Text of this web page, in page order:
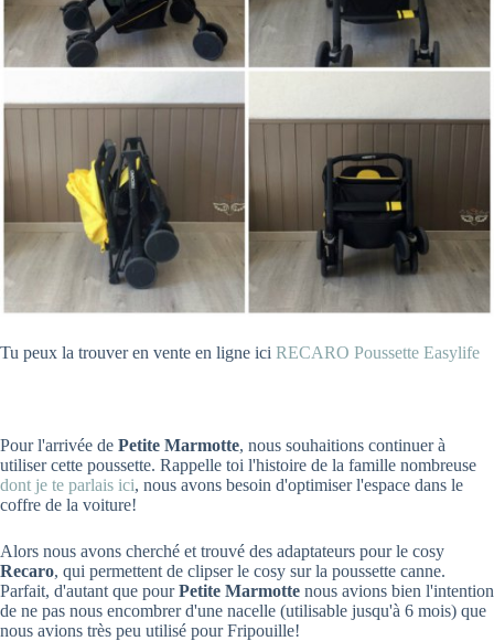
Tu peux la trouver en vente en ligne ici RECARO Poussette Easylife
Pour l'arrivée de Petite Marmotte, nous souhaitions continuer à
utiliser cette poussette. Rappelle toi l'histoire de la famille nombreuse
dont je te parlais ici, nous avons besoin d'optimiser l'espace dans le
coffre de la voiture!
Alors nous avons cherché et trouvé des adaptateurs pour le cosy
Recaro, qui permettent de clipser le cosy sur la poussette canne.
Parfait, d'autant que pourPetite Marmotte nous avions bien l'intention
de ne pas nous encombrer d'une nacelle (utilisable jusqu'à 6 mois) que
nous avions très peu utilisé pour Fripouille!